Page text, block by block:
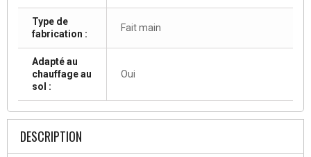
Type de
fabrication :
Fait main
Adapté au
chauffage au
sol :
Oui
DESCRIPTION